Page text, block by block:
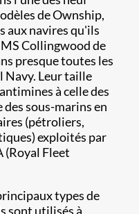
de Ownship,
aux navires qu'ils
Collingwood de
presque toutes les
Navy. Leur taille
à celle des
sous-marins en
(pétroliers,
exploités par
(Royal Fleet
types de
sont utilisés à